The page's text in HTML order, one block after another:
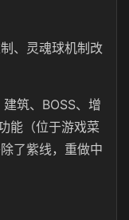
、灵魂球机制改
筑、BOSS、增
能（位于游戏菜
了紫线，重做中